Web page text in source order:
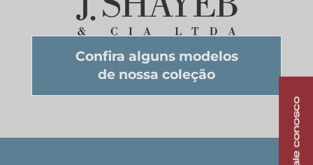
Confira alguns modelos
de nossa coleção